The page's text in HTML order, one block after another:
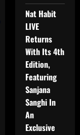
Nat Habit
LIVE
Returns
With Its 4th
Edition,
Featuring
Sanjana
Sanghi In
An
Exclusive